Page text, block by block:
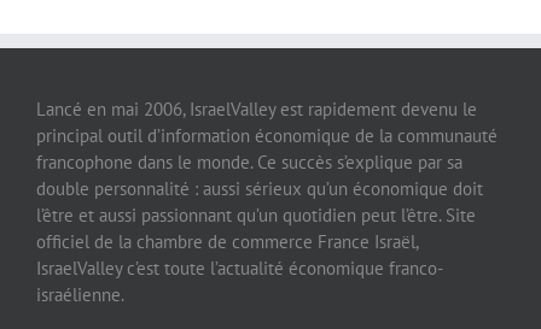
Lancé en mai 2006, IsraelValley est rapidement devenu le
principal outil d’information économique de la communauté
francophone dans le monde. Ce succès s’explique par sa
double personnalité : aussi sérieux qu’un économique doit
l’être et aussi passionnant qu’un quotidien peut l’être. Site
officiel de la chambre de commerce France Israël,
IsraelValley c’est toute l’actualité économique franco-
israélienne.